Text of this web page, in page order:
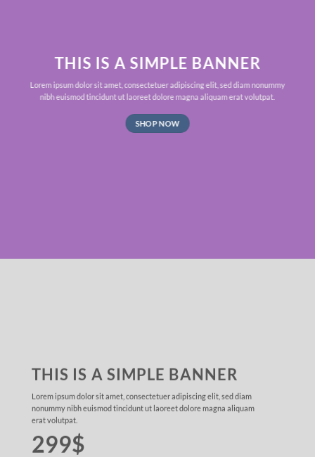
THIS IS A SIMPLE BANNER
Lorem ipsum dolor sit amet, consectetuer adipiscing elit, sed diam nonummy
nibh euismod tincidunt ut laoreet dolore magna aliquam erat volutpat.
SHOP NOW
THIS IS A SIMPLE BANNER
Lorem ipsum dolor sit amet, consectetuer adipiscing elit, sed diam
nonummy nibh euismod tincidunt ut laoreet dolore magna aliquam
erat volutpat.
299$